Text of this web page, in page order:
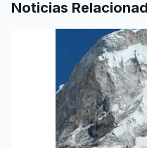
Noticias